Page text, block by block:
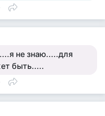
не знаю.....для
быть.....